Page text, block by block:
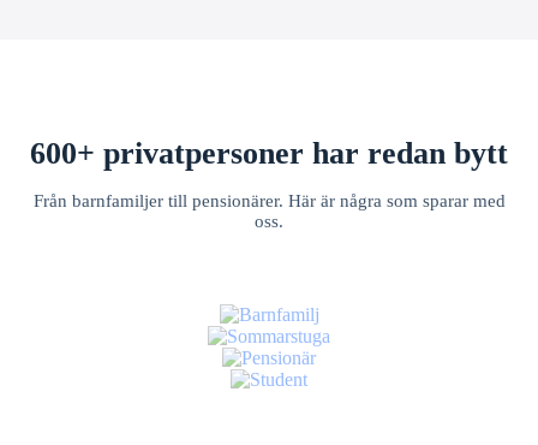
600+ privatpersoner har redan bytt
Från barnfamiljer till pensionärer. Här är några som sparar med
oss.